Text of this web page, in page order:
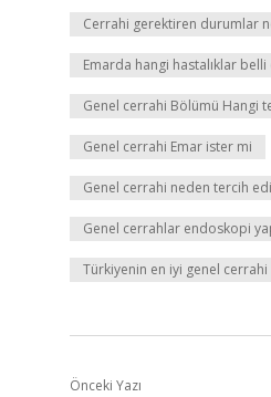
Cerrahi gerektiren durumlar
Emarda hangi hastalıklar
Genel cerrahi Bölümü Hangi
Genel cerrahi Emar ister mi
Genel cerrahi neden tercih
Genel cerrahlar endoskopi
Türkiyenin en iyi genel
Önceki Yazı